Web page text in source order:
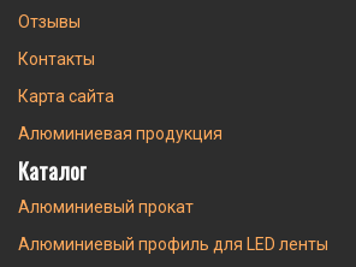
Отзывы
Контакты
Карта сайта
Алюминиевая продукция
Каталог
Алюминиевый прокат
Алюминиевый профиль для LED ленты